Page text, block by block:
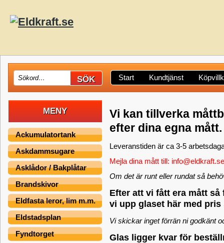
Start Kundtjänst
MENY
Ackumulatortank
Askdammsugare
Asklådor / Bakplåtar
Brandskivor
Eldfasta leror, lim m.m.
Eldstadsplan
Fyndtorget
Vi kan tillverka
efter dina egna mått.
Leveranstiden är ca 3-5
Mejla dina mått till: info@eldkraft.se
Om det är runt eller rundat så
Efter att vi fått era mått
vi upp glaset här med
Vi skickar inget förrän ni godkänt
Glas ligger kvar för